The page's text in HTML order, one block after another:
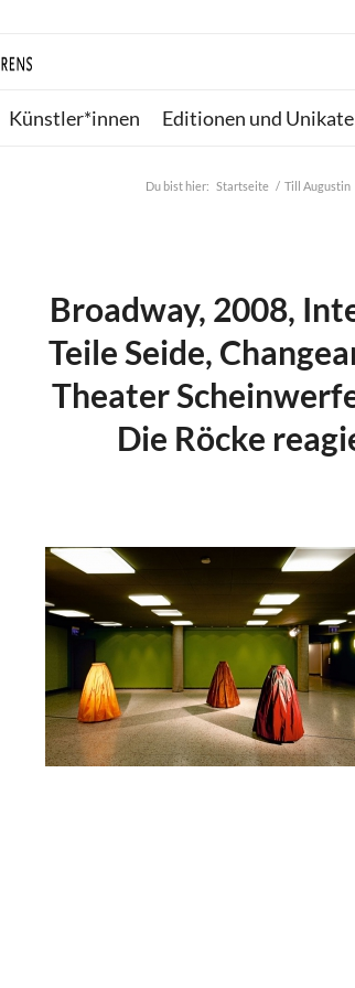
Künstler*innen Editionen und Unikate
Du bist hier: Startseite / Till Augustin
Broadway, 2008,
Teile Seide,
Theater
Die Röcke